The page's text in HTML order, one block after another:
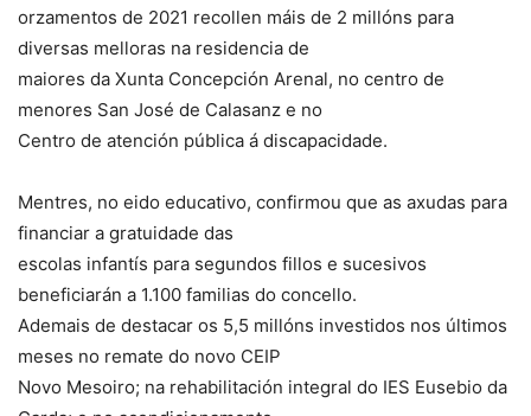
orzamentos de 2021 recollen máis de 2 millóns para
diversas melloras na residencia de
maiores da Xunta Concepción Arenal, no centro de
menores San José de Calasanz e no
Centro de atención pública á discapacidade.
Mentres, no eido educativo, confirmou que as axudas para
financiar a gratuidade das
escolas infantís para segundos fillos e sucesivos
beneficiarán a 1.100 familias do concello.
Ademais de destacar os 5,5 millóns investidos nos últimos
meses no remate do novo CEIP
Novo Mesoiro; na rehabilitación integral do IES Eusebio da